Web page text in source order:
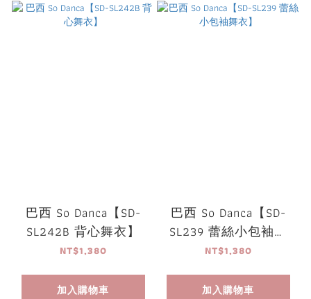
巴西 So Danca【SD-
SL242B 背心舞衣】
NT$1,380
加入購物車
巴西 So Danca【SD-
SL239 蕾絲小包袖舞
衣】
NT$1,380
加入購物車